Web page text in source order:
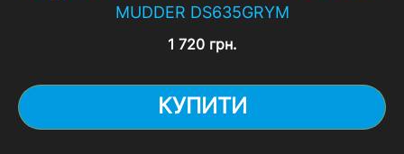
MUDDER DS635GRYM
1 720 грн.
КУПИТИ